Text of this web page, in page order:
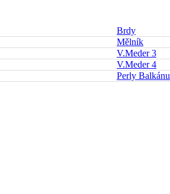
Brdy
Mělník
V.Meder 3
V.Meder 4
Perly Balkánu